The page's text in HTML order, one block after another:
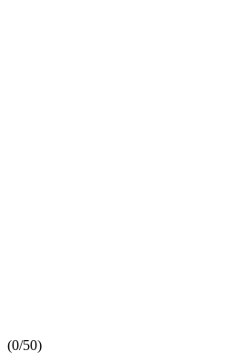
(0/50)